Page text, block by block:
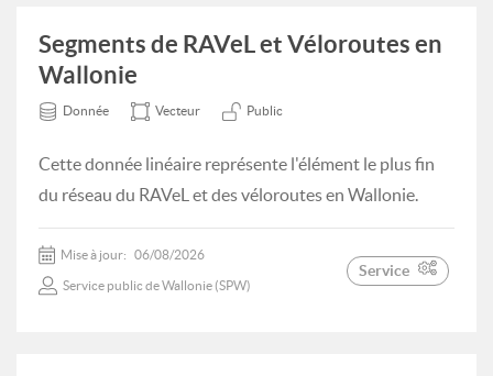
Segments de RAVeL et Véloroutes en
Wallonie
Donnée Vecteur Public
Cette donnée linéaire représente l'élément le plus fin
du réseau du RAVeL et des véloroutes en Wallonie.
Mise à jour: 06/08/2026
Service public de Wallonie (SPW)
Service